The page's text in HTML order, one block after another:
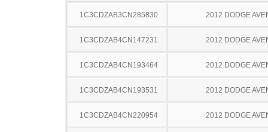
1C3CDZAB3CN285830 2012 DODGE
1C3CDZAB4CN147231 2012 DODGE
1C3CDZAB4CN193464 2012 DODGE
1C3CDZAB4CN193531 2012 DODGE
1C3CDZAB4CN220954 2012 DODGE